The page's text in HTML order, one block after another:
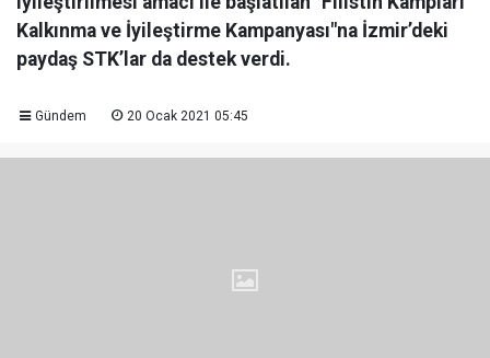
Kalkınma ve İyileştirme Kampanyası"na İzmir’deki
paydaş STK’lar da destek verdi.
Gündem 20 Ocak 2021 05:45